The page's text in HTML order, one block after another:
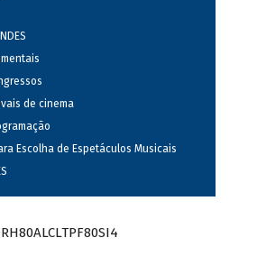
de cinema
Escolha de Espetáculos Musicais